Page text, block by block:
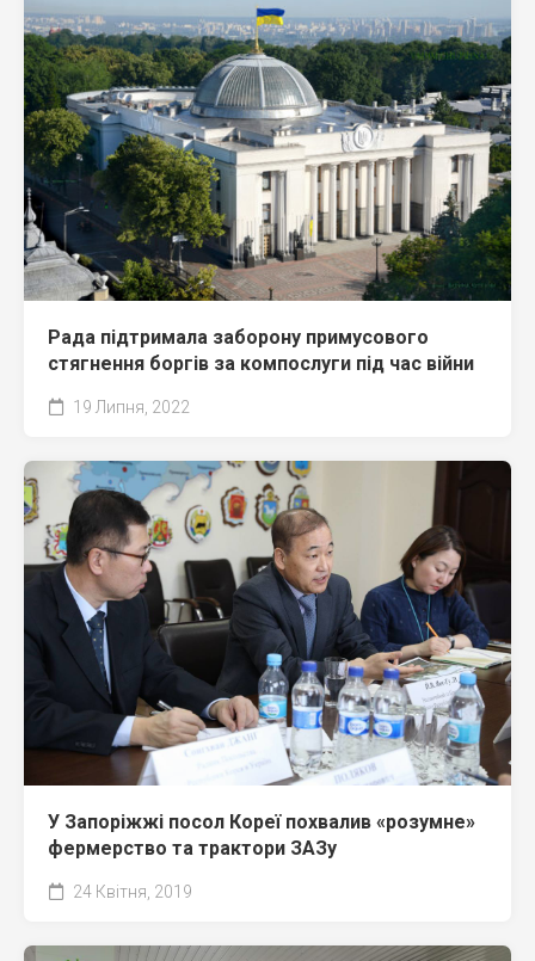
Рада підтримала заборону примусового
стягнення боргів за компослуги під час війни
19 Липня, 2022
У Запоріжжі посол Кореї похвалив «розумне»
фермерство та трактори ЗАЗу
24 Квітня, 2019